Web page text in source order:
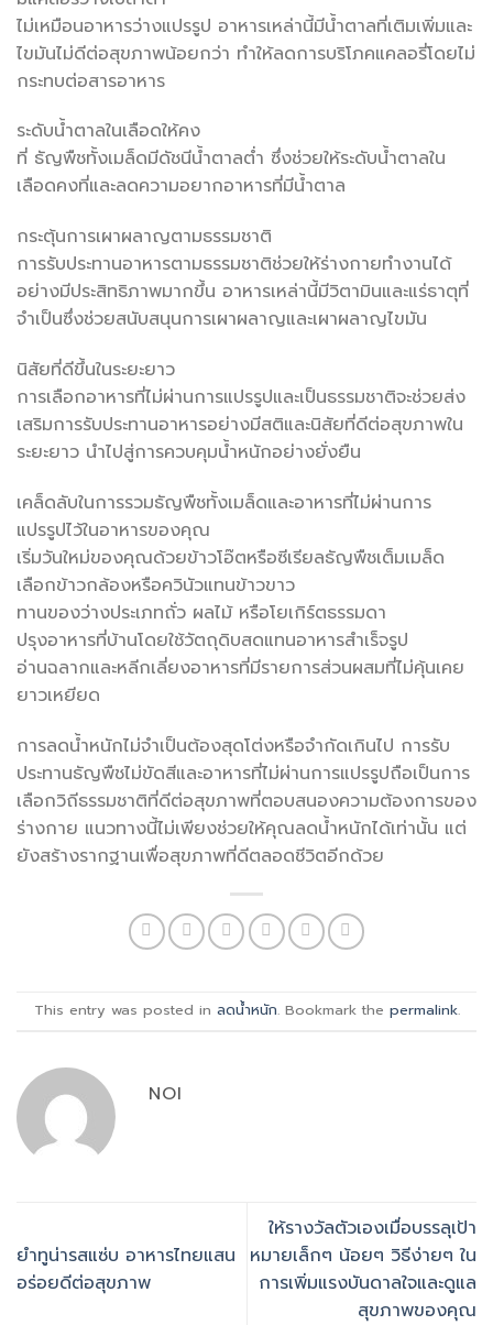
ไม่เหมือนอาหารว่างแปรรูป อาหารเหล่านี้มีน้ำตาลที่เติมเพิ่มและ
ไขมันไม่ดีต่อสุขภาพน้อยกว่า ทำให้ลดการบริโภคแคลอรี่โดยไม่
กระทบต่อสารอาหาร
ระดับน้ำตาลในเลือดให้คง
ที่ ธัญพืชทั้งเมล็ดมีดัชนีน้ำตาลต่ำ ซึ่งช่วยให้ระดับน้ำตาลใน
เลือดคงที่และลดความอยากอาหารที่มีน้ำตาล
กระตุ้นการเผาผลาญตามธรรมชาติ
การรับประทานอาหารตามธรรมชาติช่วยให้ร่างกายทำงานได้
อย่างมีประสิทธิภาพมากขึ้น อาหารเหล่านี้มีวิตามินและแร่ธาตุที่
จำเป็นซึ่งช่วยสนับสนุนการเผาผลาญและเผาผลาญไขมัน
นิสัยที่ดีขึ้นในระยะยาว
การเลือกอาหารที่ไม่ผ่านการแปรรูปและเป็นธรรมชาติจะช่วยส่ง
เสริมการรับประทานอาหารอย่างมีสติและนิสัยที่ดีต่อสุขภาพใน
ระยะยาว นำไปสู่การควบคุมน้ำหนักอย่างยั่งยืน
เคล็ดลับในการรวมธัญพืชทั้งเมล็ดและอาหารที่ไม่ผ่านการ
แปรรูปไว้ในอาหารของคุณ
เริ่มวันใหม่ของคุณด้วยข้าวโอ๊ตหรือซีเรียลธัญพืชเต็มเมล็ด
เลือกข้าวกล้องหรือควินัวแทนข้าวขาว
ทานของว่างประเภทถั่ว ผลไม้ หรือโยเกิร์ตธรรมดา
ปรุงอาหารที่บ้านโดยใช้วัตถุดิบสดแทนอาหารสำเร็จรูป
อ่านฉลากและหลีกเลี่ยงอาหารที่มีรายการส่วนผสมที่ไม่คุ้นเคย
ยาวเหยียด
การลดน้ำหนักไม่จำเป็นต้องสุดโต่งหรือจำกัดเกินไป การรับ
ประทานธัญพืชไม่ขัดสีและอาหารที่ไม่ผ่านการแปรรูปถือเป็นการ
เลือกวิถีธรรมชาติที่ดีต่อสุขภาพที่ตอบสนองความต้องการของ
ร่างกาย แนวทางนี้ไม่เพียงช่วยให้คุณลดน้ำหนักได้เท่านั้น แต่
ยังสร้างรากฐานเพื่อสุขภาพที่ดีตลอดชีวิตอีกด้วย
This entry was posted in ลดน้ำหนัก. Bookmark the permalink.
NOI
ยำทูน่ารสแซ่บ อาหารไทยแสน
อร่อยดีต่อสุขภาพ
ให้รางวัลตัวเองเมื่อบรรลุเป้า
หมายเล็กๆ น้อยๆ วิธีง่ายๆ ใน
การเพิ่มแรงบันดาลใจและดูแล
สุขภาพของคุณ